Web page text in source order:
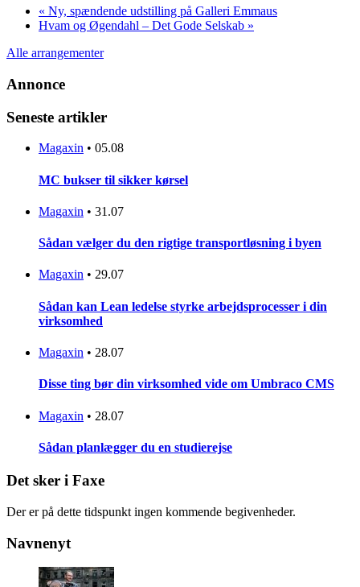
« Ny, spændende udstilling på Galleri Emmaus
Hvam og Øgendahl – Det Gode Selskab »
Alle arrangementer
Annonce
Seneste artikler
Magaxin • 05.08
MC bukser til sikker kørsel
Magaxin • 31.07
Sådan vælger du den rigtige transportløsning i byen
Magaxin • 29.07
Sådan kan Lean ledelse styrke arbejdsprocesser i din
virksomhed
Magaxin • 28.07
Disse ting bør din virksomhed vide om Umbraco CMS
Magaxin • 28.07
Sådan planlægger du en studierejse
Det sker i Faxe
Der er på dette tidspunkt ingen kommende begivenheder.
Navnenyt